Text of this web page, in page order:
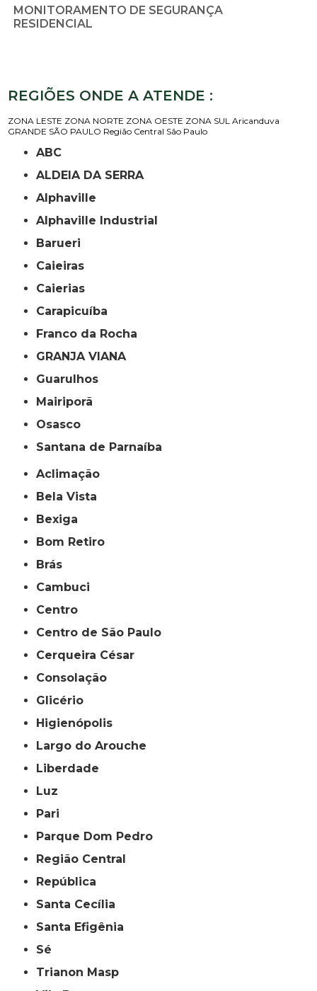
MONITORAMENTO DE SEGURANÇA
RESIDENCIAL
REGIÕES ONDE A ATENDE :
ZONA LESTE ZONA NORTE ZONA OESTE ZONA SUL Aricanduva
GRANDE SÃO PAULO Região Central São Paulo
ABC
ALDEIA DA SERRA
Alphaville
Alphaville Industrial
Barueri
Caieiras
Caierias
Carapicuíba
Franco da Rocha
GRANJA VIANA
Guarulhos
Mairiporã
Osasco
Santana de Parnaíba
Aclimação
Bela Vista
Bexiga
Bom Retiro
Brás
Cambuci
Centro
Centro de São Paulo
Cerqueira César
Consolação
Glicério
Higienópolis
Largo do Arouche
Liberdade
Luz
Pari
Parque Dom Pedro
Região Central
República
Santa Cecília
Santa Efigênia
Sé
Trianon Masp